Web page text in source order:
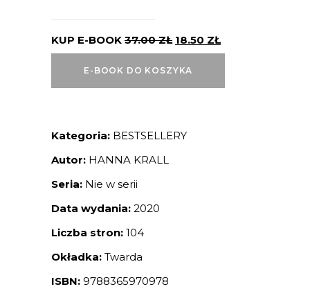
KUP E-BOOK 37.00ZŁ 18.50 ZŁ
E-BOOK DO KOSZYKA
Kategoria: BESTSELLERY
Autor: HANNA KRALL
Seria: Nie w serii
Data wydania: 2020
Liczba stron: 104
Okładka: Twarda
ISBN: 9788365970978